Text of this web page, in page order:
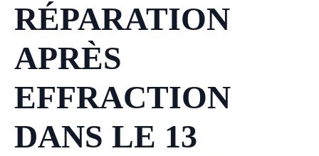
RÉPARATION
APRÈS
EFFRACTION
DANS LE 13